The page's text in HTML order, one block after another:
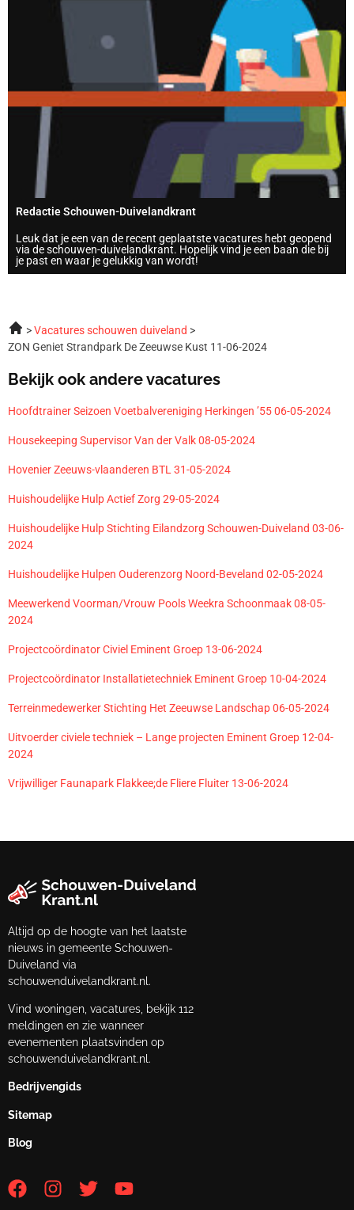
Redactie Schouwen-Duivelandkrant
Leuk dat je een van de recent geplaatste vacatures hebt geopend
via de schouwen-duivelandkrant. Hopelijk vind je een baan die bij
je past en waar je gelukkig van wordt!
Vacatures schouwen duiveland
ZON Geniet Strandpark De Zeeuwse Kust 11-06-2024
Bekijk ook andere vacatures
Hoofdtrainer Seizoen Voetbalvereniging Herkingen ’55 06-05-2024
Housekeeping Supervisor Van der Valk 08-05-2024
Hovenier Zeeuws-vlaanderen BTL 31-05-2024
Huishoudelijke Hulp Actief Zorg 29-05-2024
Huishoudelijke Hulp Stichting Eilandzorg Schouwen-Duiveland 03-06-
2024
Huishoudelijke Hulpen Ouderenzorg Noord-Beveland 02-05-2024
Meewerkend Voorman/Vrouw Pools Weekra Schoonmaak 08-05-
2024
Projectcoördinator Civiel Eminent Groep 13-06-2024
Projectcoördinator Installatietechniek Eminent Groep 10-04-2024
Terreinmedewerker Stichting Het Zeeuwse Landschap 06-05-2024
Uitvoerder civiele techniek – Lange projecten Eminent Groep 12-04-
2024
Vrijwilliger Faunapark Flakkee;de Fliere Fluiter 13-06-2024
Altijd op de hoogte van het laatste
nieuws in gemeente Schouwen-
Duiveland via
schouwenduivelandkrant.nl.
Vind woningen, vacatures, bekijk 112
meldingen en zie wanneer
evenementen plaatsvinden op
schouwenduivelandkrant.nl.
Bedrijvengids
Sitemap
Blog